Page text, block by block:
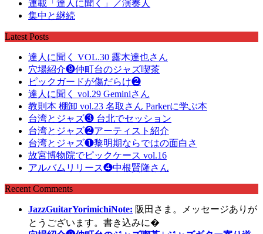
連載「達人に聞く」／演奏人
集中と継続
Latest Posts
達人に聞く VOL.30 露木達也さん
穴場紹介❾仲町台のジャズ喫茶
ピックガードが傷だらけ❷
達人に聞く vol.29 Geminiさん
教則本 棚卸 vol.23 名取さん Parkerに学ぶ本
台湾とジャズ❸ 台北でセッション
台湾とジャズ❷アーティスト紹介
台湾とジャズ❶黎明期ならではの面白さ
故宮博物院でピックケース vol.16
アルバムリリース❹中根賢隆さん
Recent Comments
JazzGuitarYorimichiNote: 阪田さま。メッセージありが
とうございます。書き込みに�